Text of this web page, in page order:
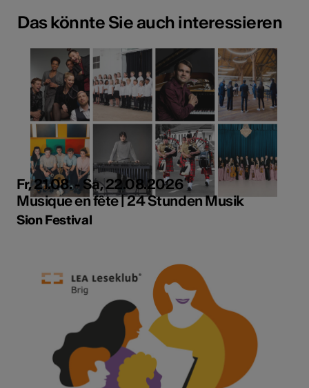
Das könnte Sie auch interessieren
Fr, 21.08. - Sa, 22.08.2026
Musique en fête | 24 Stunden Musik
Sion Festival